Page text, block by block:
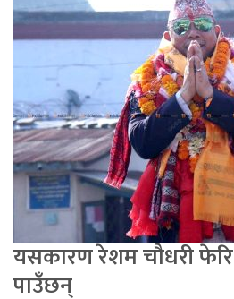
यसकारण रेशम चौधरी
पाउँछन्